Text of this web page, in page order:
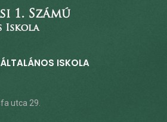
ISKOLA
utca 29.